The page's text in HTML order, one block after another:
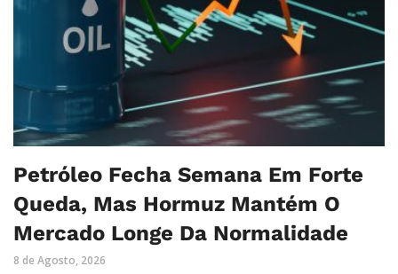
Petróleo Fecha Semana Em Forte
Queda, Mas Hormuz Mantém O
Mercado Longe Da Normalidade
8 de Agosto, 2026